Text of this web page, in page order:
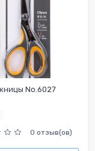
No.6027
0 отзыв(ов)